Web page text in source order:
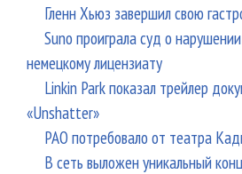
Гленн Хьюз завершил свою
Suno проиграла суд о
немецкому лицензиату
Linkin Park показал трейлер
«Unshatter»
РАО потребовало от театра
В сеть выложен уникальный